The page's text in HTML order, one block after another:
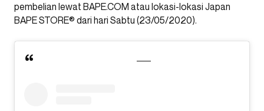
pembelian lewat BAPE.COM atau lokasi-lokasi Japan
BAPE STORE®️ dari hari Sabtu (23/05/2020).